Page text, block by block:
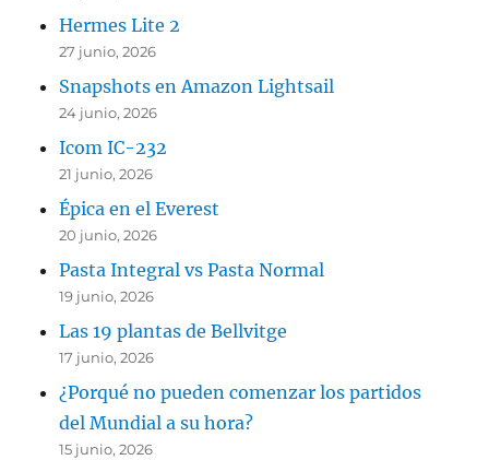
Hermes Lite 2
27 junio, 2026
Snapshots en Amazon Lightsail
24 junio, 2026
Icom IC-232
21 junio, 2026
Épica en el Everest
20 junio, 2026
Pasta Integral vs Pasta Normal
19 junio, 2026
Las 19 plantas de Bellvitge
17 junio, 2026
¿Porqué no pueden comenzar los partidos
del Mundial a su hora?
15 junio, 2026